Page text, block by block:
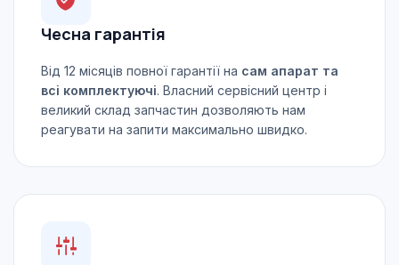
Чесна гарантія
Від 12 місяців повної гарантії на сам апарат та
всі комплектуючі. Власний сервісний центр і
великий склад запчастин дозволяють нам
реагувати на запити максимально швидко.